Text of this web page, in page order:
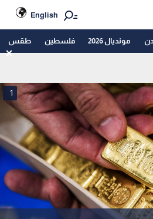
English
مونديال 2026 فلسطين طقس
1